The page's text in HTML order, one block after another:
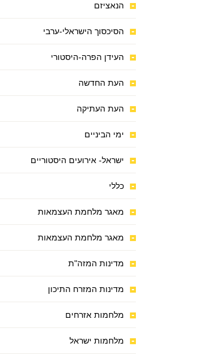
הנאציזם
הסיכסוך הישראלי-ערבי
העידן הפרה-היסטורי
העת החדשה
העת העתיקה
ימי הביניים
ישראל- אירועים היסטוריים
כללי
מאגר מלחמת העצמאות
מאגר מלחמת העצמאות
מדינות המזה"ת
מדינות המזרח התיכון
מלחמות אזרחים
מלחמות ישראל